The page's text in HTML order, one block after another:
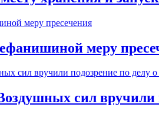
меру
сил вручили